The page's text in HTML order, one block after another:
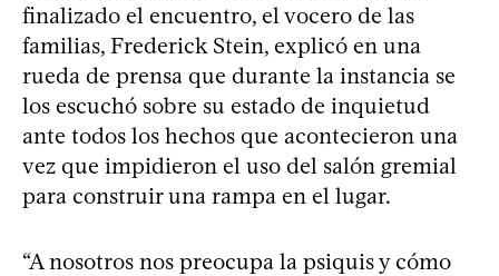
finalizado el encuentro, el vocero de las
familias, Frederick Stein, explicó en una
rueda de prensa que durante la instancia se
los escuchó sobre su estado de inquietud
ante todos los hechos que acontecieron una
vez que impidieron el uso del salón gremial
para construir una rampa en el lugar.
“A nosotros nos preocupa la psiquis y cómo